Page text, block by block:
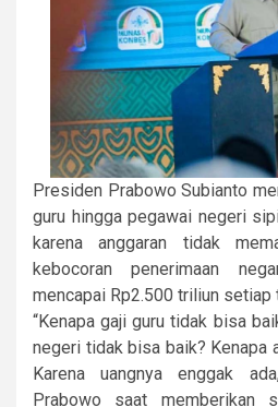
Presiden Prabowo Subianto
guru hingga pegawai negeri
karena anggaran tidak
kebocoran penerimaan
mencapai Rp2.500 triliun setiap
“Kenapa gaji guru tidak bisa
negeri tidak bisa baik? Kenapa
Karena uangnya enggak
Prabowo saat memberikan